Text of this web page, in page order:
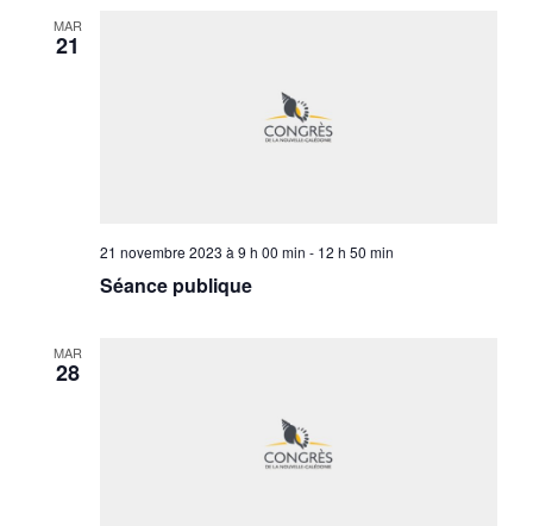
MAR
21
Séance publique
21 novembre 2023 à 9 h 00 min - 12 h 50 min
MAR
28